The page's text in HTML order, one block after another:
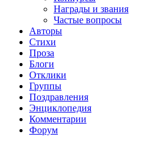
Награды и звания
Частые вопросы
Авторы
Стихи
Проза
Блоги
Отклики
Группы
Поздравления
Энциклопедия
Комментарии
Форум